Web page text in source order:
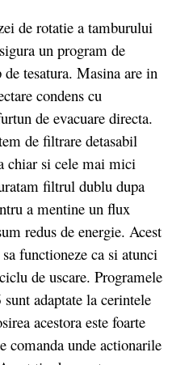
de rotatie a tamburului
un program de
tesatura. Masina are in
condens cu
de evacuare directa.
de filtrare detasabil
chiar si cele mai mici
filtrul dublu dupa
a mentine un flux
redus de energie. Acest
functioneze ca si atunci
de uscare. Programele
sunt adaptate la cerintele
acestora este foarte
comanda unde actionarile